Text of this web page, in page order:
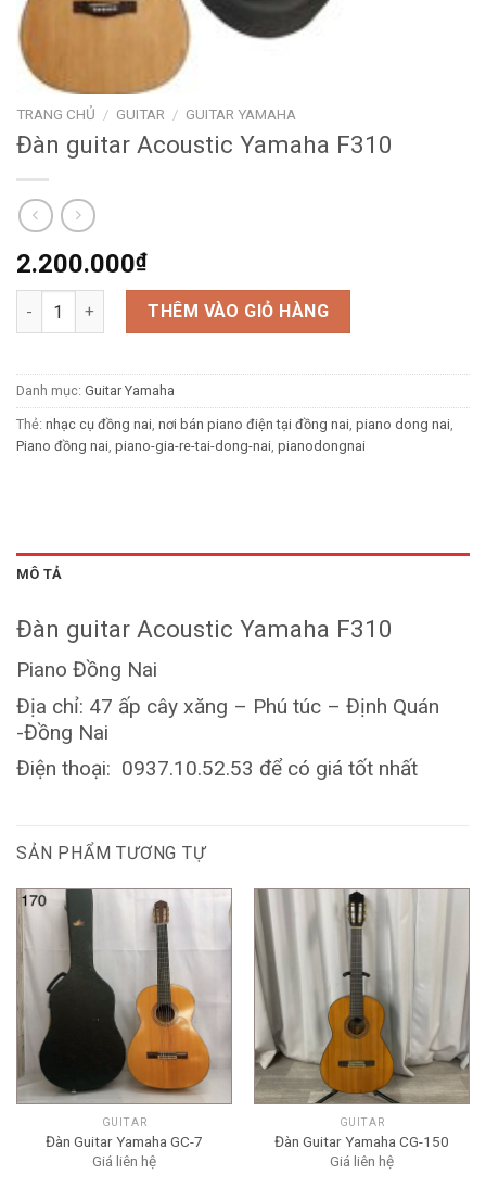
TRANG CHỦ / GUITAR / GUITAR YAMAHA
Đàn guitar Acoustic Yamaha F310
2.200.000₫
Đàn guitar Acoustic Yamaha F310 số lượng
THÊM VÀO GIỎ HÀNG
Danh mục: Guitar Yamaha
Thẻ: nhạc cụ đồng nai, nơi bán piano điện tại đồng nai, piano dong nai,
Piano đồng nai, piano-gia-re-tai-dong-nai, pianodongnai
MÔ TẢ
Đàn guitar Acoustic Yamaha F310
Piano Đồng Nai
Địa chỉ: 47 ấp cây xăng – Phú túc – Định Quán
-Đồng Nai
Điện thoại: 0937.10.52.53 để có giá tốt nhất
SẢN PHẨM TƯƠNG TỰ
GUITAR
Đàn Guitar Yamaha GC-7
Giá liên hệ
GUITAR
Đàn Guitar Yamaha CG-150
Giá liên hệ